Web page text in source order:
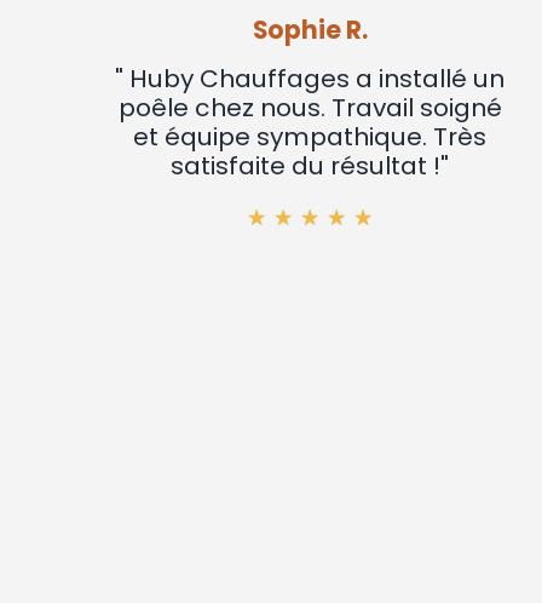
Sophie R.
" Huby Chauffages a installé un
poêle chez nous. Travail soigné
et équipe sympathique. Très
satisfaite du résultat !"